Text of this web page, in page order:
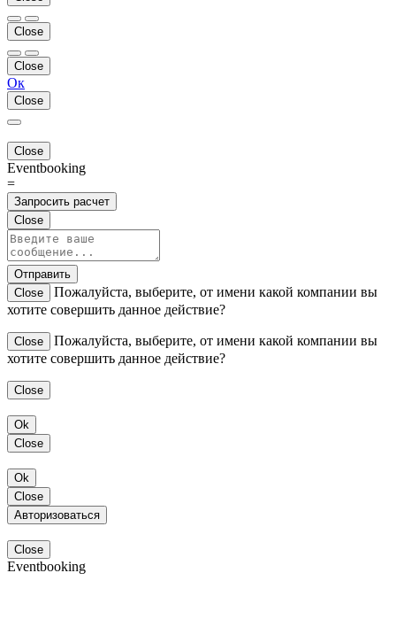
Close
Close
Ок
Close
Close
Eventbooking
=
Запросить расчет
Close
Отправить
Close
Пожалуйста, выберите, от имени какой компании вы
хотите совершить данное действие?
Close
Пожалуйста, выберите, от имени какой компании вы
хотите совершить данное действие?
Close
Ok
Close
Ok
Close
Авторизоваться
Close
Eventbooking